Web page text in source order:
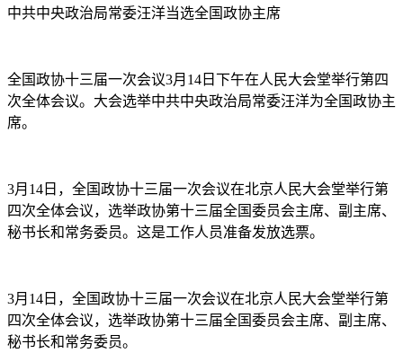
中共中央政治局常委汪洋当选全国政协主席
全国政协十三届一次会议3月14日下午在人民大会堂举行第四
次全体会议。大会选举中共中央政治局常委汪洋为全国政协主
席。
3月14日，全国政协十三届一次会议在北京人民大会堂举行第
四次全体会议，选举政协第十三届全国委员会主席、副主席、
秘书长和常务委员。这是工作人员准备发放选票。
3月14日，全国政协十三届一次会议在北京人民大会堂举行第
四次全体会议，选举政协第十三届全国委员会主席、副主席、
秘书长和常务委员。